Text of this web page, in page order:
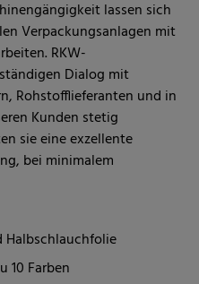
lassen sich
Verpackungsanlagen mit
RKW-
Dialog mit
Rohstofflieferanten und in
Kunden stetig
sie eine exzellente
bei minimalem
Halbschlauchfolie
10 Farben